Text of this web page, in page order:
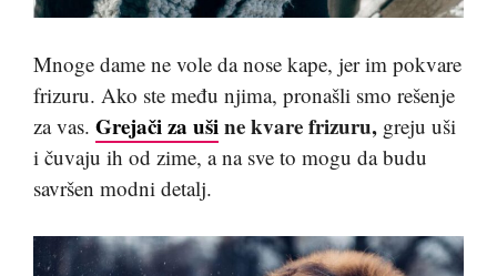
Mnoge dame ne vole da nose kape, jer im pokvare
frizuru. Ako ste među njima, pronašli smo rešenje
za vas. Grejači za ušine kvare frizuru, greju uši
i čuvaju ih od zime, a na sve to mogu da budu
savršen modni detalj.